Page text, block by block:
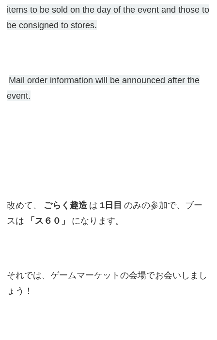
items to be sold on the day of the event and those to
be consigned to stores.
Mail order information will be announced after the
event.
改めて、 ごらく趣造 は 1日目 のみの参加で、ブー
スは
「ス６０」 になります。
それでは、ゲームマーケットの会場でお会いしまし
ょう！